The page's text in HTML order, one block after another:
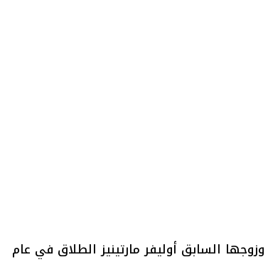
السابق أوليفر مارتينيز الطلاق في عام